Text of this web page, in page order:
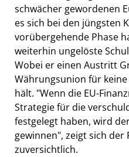
schwächer gewordenen
es sich bei den jüngsten
vorübergehende Phase
weiterhin ungelöste
Wobei er einen Austritt
Währungsunion für
hält. "Wenn die EU-
Strategie für die
festgelegt haben, wird
gewinnen", zeigt sich der
zuversichtlich.